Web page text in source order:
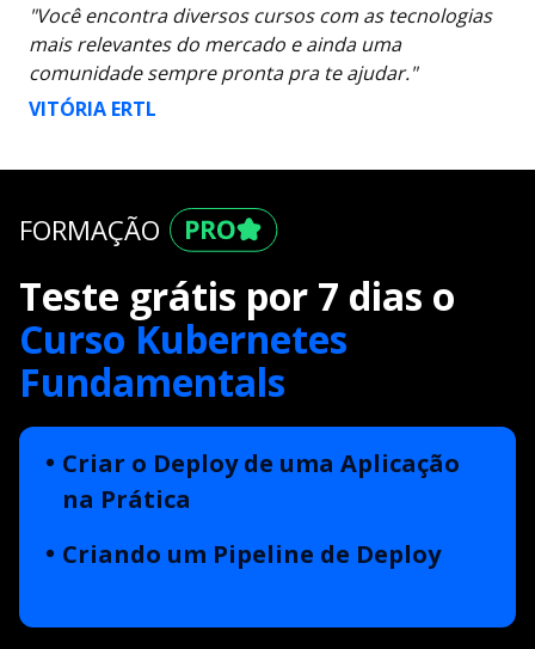
"Você encontra diversos cursos com as tecnologias
mais relevantes do mercado e ainda uma
comunidade sempre pronta pra te ajudar."
VITÓRIA ERTL
FORMAÇÃO
Teste grátis por 7 dias o
Curso Kubernetes
Fundamentals
Criar o Deploy de uma Aplicação
na Prática
Criando um Pipeline de Deploy